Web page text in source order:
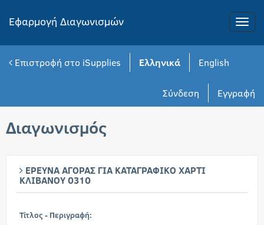
Toggle
Εφαρμογή Διαγωνισμών
Επιστροφή στο iSupplies Ελληνικά English
Εγγραφή
Σύνδεση
Διαγωνισμός
ΕΡΕΥΝΑ ΑΓΟΡΑΣ ΓΙΑ ΚΑΤΑΓΡΑΦΙΚΟ ΧΑΡΤΙ
ΚΛΙΒΑΝΟΥ 0310
Τίτλος - Περιγραφή: